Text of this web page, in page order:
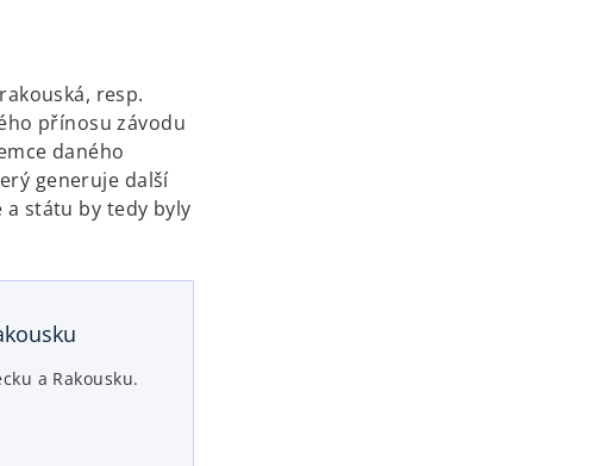
resp.
přínosu závodu
daného
generuje další
a státu by tedy byly
a Rakousku.